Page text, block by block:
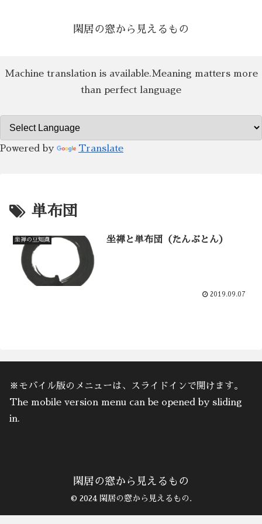
閑居の窓から見えるもの
Machine translation is available.Meaning matters more
than perfect language
Powered by Translate
単布団
坐禅の豆知識 坐禅と単布団（たんぶとん）
2019.09.07
※モバイル版のメニューは、スライドインで開けます。
The mobile version menu can be opened by sliding
in.
閑居の窓から見えるもの
© 2024 閑居の窓から見えるもの.